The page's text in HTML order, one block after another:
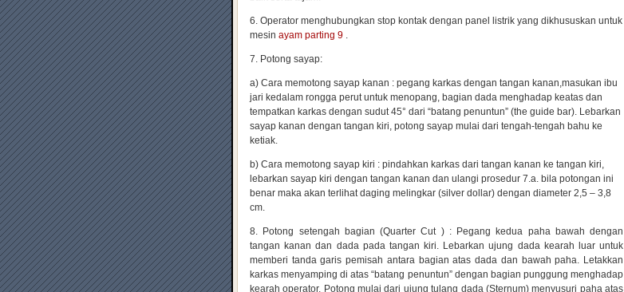
6. Operator menghubungkan stop kontak dengan panel listrik yang dikhususkan untuk
mesin ayam parting 9 .
7. Potong sayap:
a) Cara memotong sayap kanan : pegang karkas dengan tangan kanan,masukan ibu
jari kedalam rongga perut untuk menopang, bagian dada menghadap keatas dan
tempatkan karkas dengan sudut 45° dari “batang penuntun” (the guide bar). Lebarkan
sayap kanan dengan tangan kiri, potong sayap mulai dari tengah-tengah bahu ke
ketiak.
b) Cara memotong sayap kiri : pindahkan karkas dari tangan kanan ke tangan kiri,
lebarkan sayap kiri dengan tangan kanan dan ulangi prosedur 7.a. bila potongan ini
benar maka akan terlihat daging melingkar (silver dollar) dengan diameter 2,5 – 3,8
cm.
8. Potong setengah bagian (Quarter Cut ) : Pegang kedua paha bawah dengan
tangan kanan dan dada pada tangan kiri. Lebarkan ujung dada kearah luar untuk
memberi tanda garis pemisah antara bagian atas dada dan bawah paha. Letakkan
karkas menyamping di atas “batang penuntun” dengan bagian punggung menghadap
kearah operator. Potong mulai dari ujung tulang dada (Sternum) menyusuri paha atas